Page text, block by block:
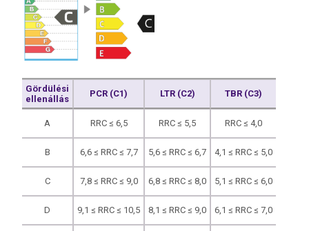
Gördülési
ellenállás
PCR (C1) LTR (C2) TBR (C3)
A RRC ≤ 6,5 RRC ≤ 5,5 RRC ≤ 4,0
B 6,6 ≤ RRC ≤ 7,7 5,6 ≤ RRC ≤ 6,7 4,1 ≤ RRC ≤ 5,0
C 7,8 ≤ RRC ≤ 9,0 6,8 ≤ RRC ≤ 8,0 5,1 ≤ RRC ≤ 6,0
D 9,1 ≤ RRC ≤ 10,5 8,1 ≤ RRC ≤ 9,0 6,1 ≤ RRC ≤ 7,0